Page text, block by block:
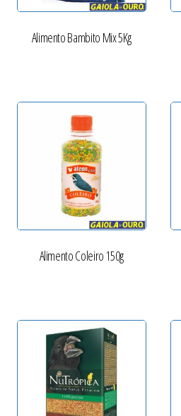
Alimento Bambito Mix 5Kg
Alimento Coleiro 150g